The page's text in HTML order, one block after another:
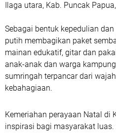
Ilaga utara, Kab. Puncak
Sebagai bentuk kepedulian
putih membagikan paket
mainan edukatif, gitar dan
anak-anak dan warga
sumringah terpancar dari
kebahagiaan.
Kemeriahan perayaan Natal di
inspirasi bagi masyarakat